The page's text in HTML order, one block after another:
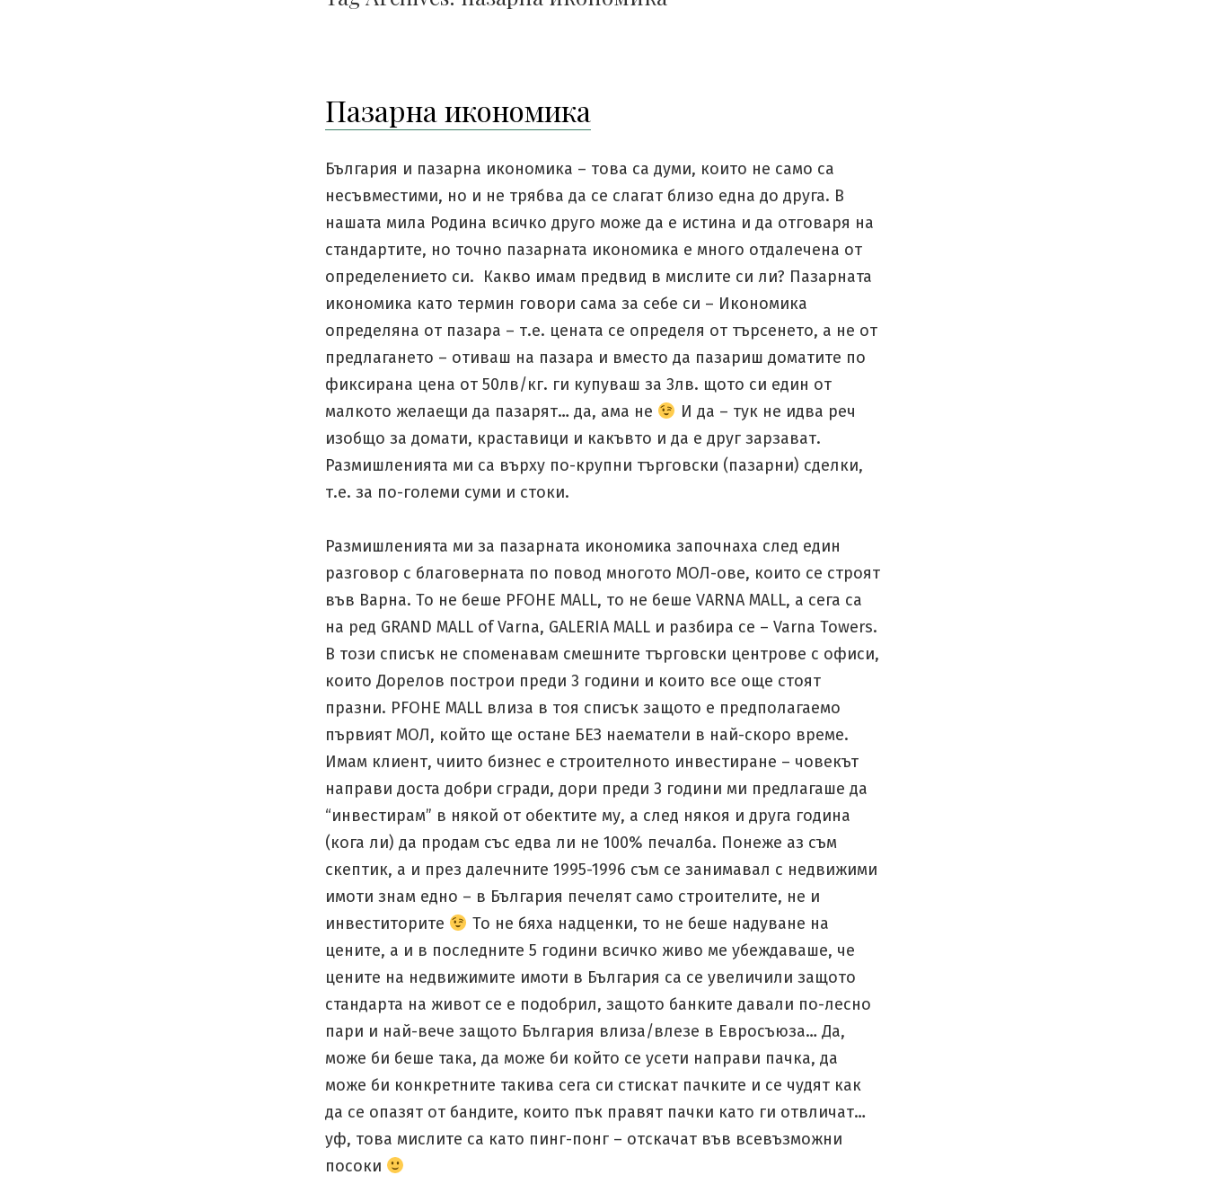
Пазарна икономика
България и пазарна икономика – това са думи, които не само са
несъвместими, но и не трябва да се слагат близо една до друга. В
нашата мила Родина всичко друго може да е истина и да отговаря на
стандартите, но точно пазарната икономика е много отдалечена от
определението си. Какво имам предвид в мислите си ли? Пазарната
икономика като термин говори сама за себе си – Икономика
определяна от пазара – т.е. цената се определя от търсенето, а не от
предлагането – отиваш на пазара и вместо да пазариш доматите по
фиксирана цена от 50лв/кг. ги купуваш за 3лв. щото си един от
малкото желаещи да пазарят… да, ама не
И да – тук не идва реч
изобщо за домати, краставици и какъвто и да е друг зарзават.
Размишленията ми са върху по-крупни търговски (пазарни) сделки,
т.е. за по-големи суми и стоки.
Размишленията ми за пазарната икономика започнаха след един
разговор с благоверната по повод многото МОЛ-ове, които се строят
във Варна. То не беше PFOHE MALL, то не беше VARNA MALL, а сега са
на ред GRAND MALL of Varna, GALERIA MALL и разбира се – Varna Towers.
В този списък не споменавам смешните търговски центрове с офиси,
които Дорелов построи преди 3 години и които все още стоят
празни. PFOHE MALL влиза в тоя списък защото е предполагаемо
първият МОЛ, който ще остане БЕЗ наематели в най-скоро време.
Имам клиент, чиито бизнес е строителното инвестиране – човекът
направи доста добри сгради, дори преди 3 години ми предлагаше да
“инвестирам” в някой от обектите му, а след някоя и друга година
(кога ли) да продам със едва ли не 100% печалба. Понеже аз съм
скептик, а и през далечните 1995-1996 съм се занимавал с недвижими
имоти знам едно – в България печелят само строителите, не и
инвеститорите
То не бяха надценки, то не беше надуване на
цените, а и в последните 5 години всичко живо ме убеждаваше, че
цените на недвижимите имоти в България са се увеличили защото
стандарта на живот се е подобрил, защото банките давали по-лесно
пари и най-вече защото България влиза/влезе в Евросъюза… Да,
може би беше така, да може би който се усети направи пачка, да
може би конкретните такива сега си стискат пачките и се чудят как
да се опазят от бандите, които пък правят пачки като ги отвличат…
уф, това мислите са като пинг-понг – отскачат във всевъзможни
посоки